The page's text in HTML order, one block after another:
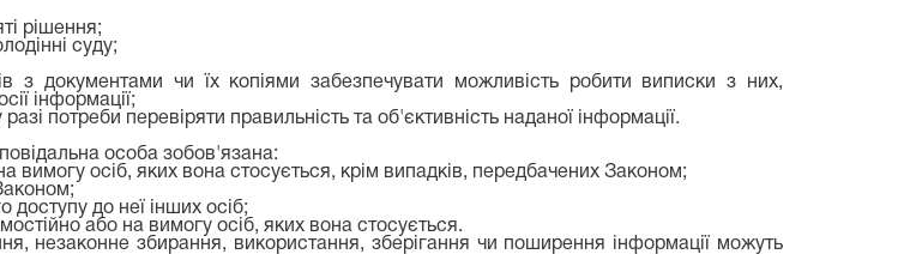
рішення;
суду;
з документами чи їх копіями забезпечувати можливість робити виписки з них,
інформації;
потреби перевіряти правильність та об'єктивність наданої інформації.
особа зобов'язана:
осіб, яких вона стосується, крім випадків, передбачених Законом;
до неї інших осіб;
або на вимогу осіб, яких вона стосується.
незаконне збирання, використання, зберігання чи поширення інформації можуть